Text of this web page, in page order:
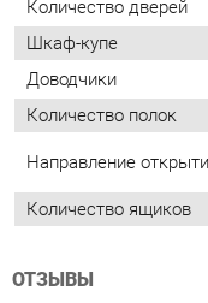
Количество ящиков
ОТЗЫВЫ
Пока нет отзывов,
ПОХОЖИЕ